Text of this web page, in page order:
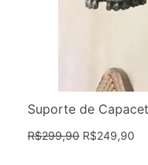
Suporte de
R$299,90 R$249,90